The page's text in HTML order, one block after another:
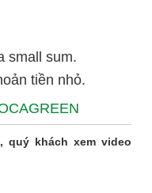
small sum.
tiền nhỏ.
khách xem video